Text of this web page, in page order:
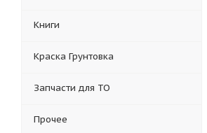
Книги
Краска Грунтовка
Запчасти для ТО
Прочее